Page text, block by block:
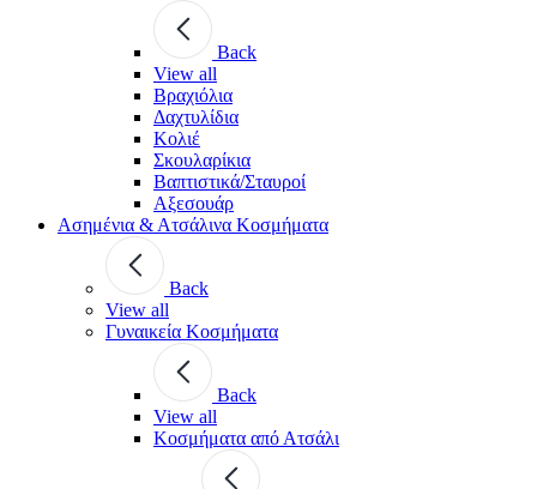
Back
View all
Βραχιόλια
Δαχτυλίδια
Κολιέ
Σκουλαρίκια
Βαπτιστικά/Σταυροί
Αξεσουάρ
Ασημένια & Ατσάλινα Κοσμήματα
Back
View all
Γυναικεία Κοσμήματα
Back
View all
Κοσμήματα από Ατσάλι